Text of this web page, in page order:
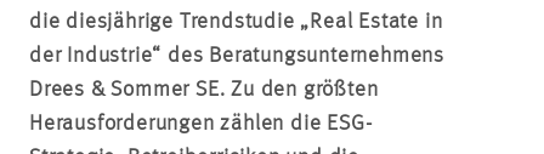
die diesjährige Trendstudie „Real Estate in
der Industrie“ des Beratungsunternehmens
Drees & Sommer SE. Zu den größten
Herausforderungen zählen die ESG-